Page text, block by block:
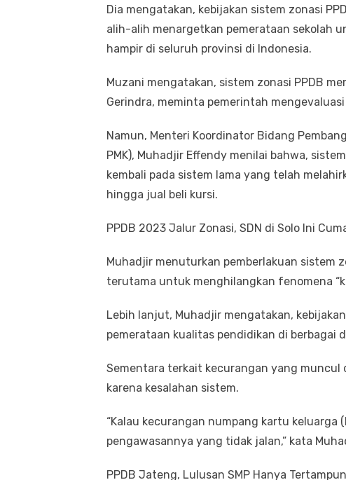
Dia mengatakan, kebijakan sistem zonasi
alih-alih menargetkan pemerataan sekolah
hampir di seluruh provinsi di Indonesia.
Muzani mengatakan, sistem zonasi PPDB
Gerindra, meminta pemerintah
Namun, Menteri Koordinator Bidang
PMK), Muhadjir Effendy menilai bahwa,
kembali pada sistem lama yang telah
hingga jual beli kursi.
PPDB 2023 Jalur Zonasi, SDN di Solo Ini
Muhadjir menuturkan pemberlakuan sistem
terutama untuk menghilangkan fenomena
Lebih lanjut, Muhadjir mengatakan,
pemerataan kualitas pendidikan di berbagai
Sementara terkait kecurangan yang muncul
karena kesalahan sistem.
“Kalau kecurangan numpang kartu keluarga
pengawasannya yang tidak jalan,” kata
PPDB Jateng, Lulusan SMP Hanya